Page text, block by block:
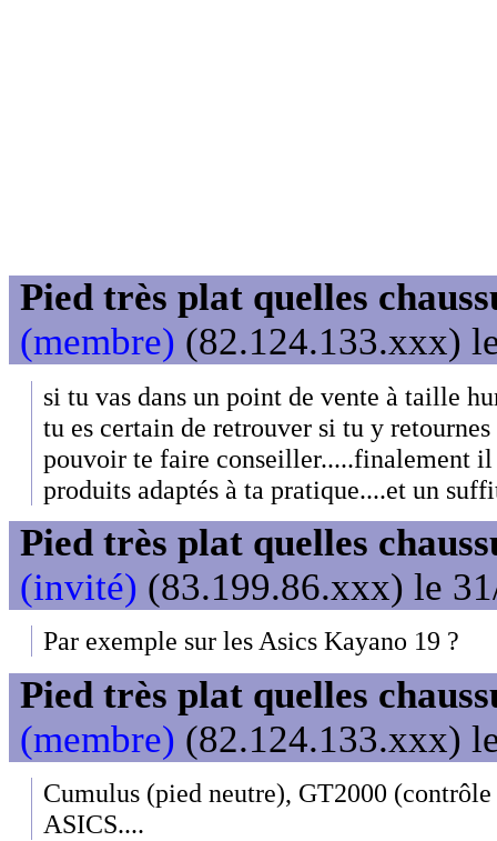
Pied très plat quelles
(membre) (82.124.133.xxx)
si tu vas dans un point de vente à taille
tu es certain de retrouver si tu y
pouvoir te faire conseiller.....finalement il
produits adaptés à ta pratique....et un
Pied très plat quelles
(invité) (83.199.86.xxx) le
Par exemple sur les Asics Kayano 19 ?
Pied très plat quelles
(membre) (82.124.133.xxx)
Cumulus (pied neutre), GT2000
ASICS....